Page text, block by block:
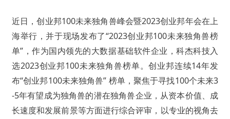
近日，创业邦100未来独角兽峰会暨2023创业邦年会在上
海举行，并于现场发布了“2023创业邦100未来独角兽榜
单”，作为国内领先的大数据基础软件企业，科杰科技入
选2023创业邦100未来独角兽榜单。创业邦连续14年发
布“创业邦100未来独角兽” 榜单，聚焦于寻找100个未来3
-5年有望成为独角兽的潜在独角兽企业，从资本价值、成
长速度和发展前景等方面进行综合评审，以专业的视角去